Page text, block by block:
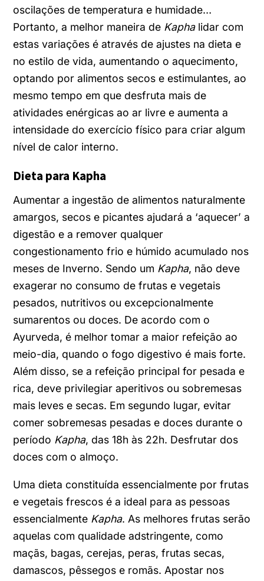
oscilações de temperatura e humidade…
Portanto, a melhor maneira de Kaphalidar com
estas variações é através de ajustes na dieta e
no estilo de vida, aumentando o aquecimento,
optando por alimentos secos e estimulantes, ao
mesmo tempo em que desfruta mais de
atividades enérgicas ao ar livre e aumenta a
intensidade do exercício físico para criar algum
nível de calor interno.
Dieta para Kapha
Aumentar a ingestão de alimentos naturalmente
amargos, secos e picantes ajudará a ‘aquecer’ a
digestão e a remover qualquer
congestionamento frio e húmido acumulado nos
meses de Inverno. Sendo um Kapha, não deve
exagerar no consumo de frutas e vegetais
pesados, nutritivos ou excepcionalmente
sumarentos ou doces. De acordo com o
Ayurveda, é melhor tomar a maior refeição ao
meio-dia, quando o fogo digestivo é mais forte.
Além disso, se a refeição principal for pesada e
rica, deve privilegiar aperitivos ou sobremesas
mais leves e secas. Em segundo lugar, evitar
comer sobremesas pesadas e doces durante o
período Kapha, das 18h às 22h. Desfrutar dos
doces com o almoço.
Uma dieta constituída essencialmente por frutas
e vegetais frescos é a ideal para as pessoas
essencialmente Kapha. As melhores frutas serão
aquelas com qualidade adstringente, como
maçãs, bagas, cerejas, peras, frutas secas,
damascos, pêssegos e romãs. Apostar nos